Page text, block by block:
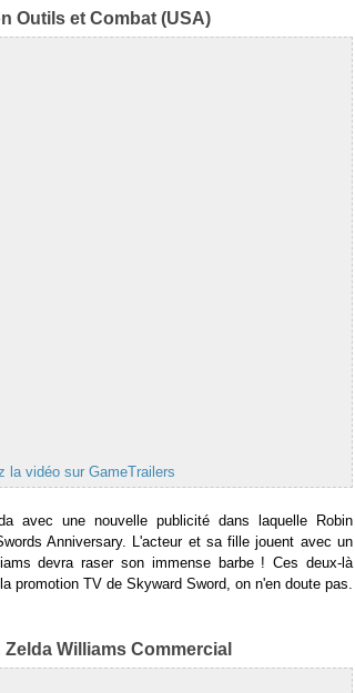
Outils et Combat (USA)
la vidéo sur GameTrailers
avec une nouvelle publicité dans laquelle Robin
Anniversary. L'acteur et sa fille jouent avec un
devra raser son immense barbe ! Ces deux-là
promotion TV de Skyward Sword, on n'en doute pas.
Williams Commercial